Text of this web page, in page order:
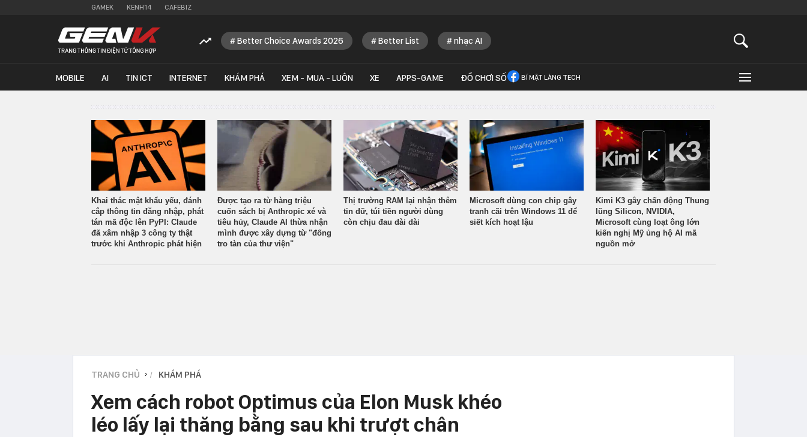
GAMEK KENH14 CAFEBIZ
Better Choice Awards 2026 Better List nhạc AI
MOBILE AI TIN ICT INTERNET KHÁM PHÁ XEM - MUA - LUÔN XE APPS-GAME ĐỒ CHƠI SỐ BÍ MẬT LÀNG TECH
Khai thác mật khẩu yếu, đánh
cắp thông tin đăng nhập, phát
tán mã độc lên PyPI: Claude
đã xâm nhập 3 công ty thật
trước khi Anthropic phát hiện
Được tạo ra từ hàng triệu
cuốn sách bị Anthropic xé và
tiêu hủy, Claude AI thừa nhận
mình được xây dựng từ "đống
tro tàn của thư viện"
Thị trường RAM lại nhận thêm
tin dữ, túi tiền người dùng
còn chịu đau dài dài
Microsoft dùng con chip gây
tranh cãi trên Windows 11 để
siết kích hoạt lậu
Kimi K3 gây chấn động Thung
lũng Silicon, NVIDIA,
Microsoft cùng loạt ông lớn
kiến nghị Mỹ ủng hộ AI mã
nguồn mở
TRANG CHỦ › KHÁM PHÁ
Xem cách robot Optimus của Elon Musk khéo
léo lấy lại thăng bằng sau khi trượt chân